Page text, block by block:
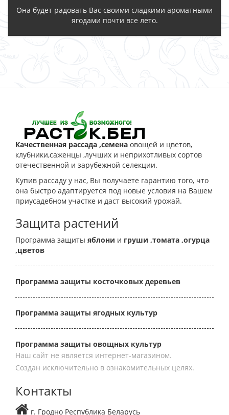
Она будет радовать Вас своими сладкими ароматными
ягодами почти все лето.
Качественная рассада ,семена овощей и цветов,
клубники,саженцы ,лучших и неприхотливых сортов
отечественной и зарубежной селекции.
Купив рассаду у нас, Вы получаете гарантию того, что
она быстро адаптируется под новые условия на Вашем
приусадебном участке и даст высокий урожай.
Защита растений
Программа защиты яблони и груши ,томата ,огурца
,цветов
Программа защиты косточковых деревьев
Программа защиты ягодных культур
Программа защиты овощных культур
Наш сайт не является интернет-магазином.
Создан исключительно в ознакомительных целях.
Контакты
г. Гродно Республика Беларусь